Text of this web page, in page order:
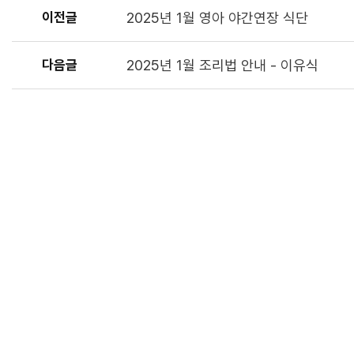
이전글 2025년 1월 영아 야간연장 식단
다음글 2025년 1월 조리법 안내 - 이유식